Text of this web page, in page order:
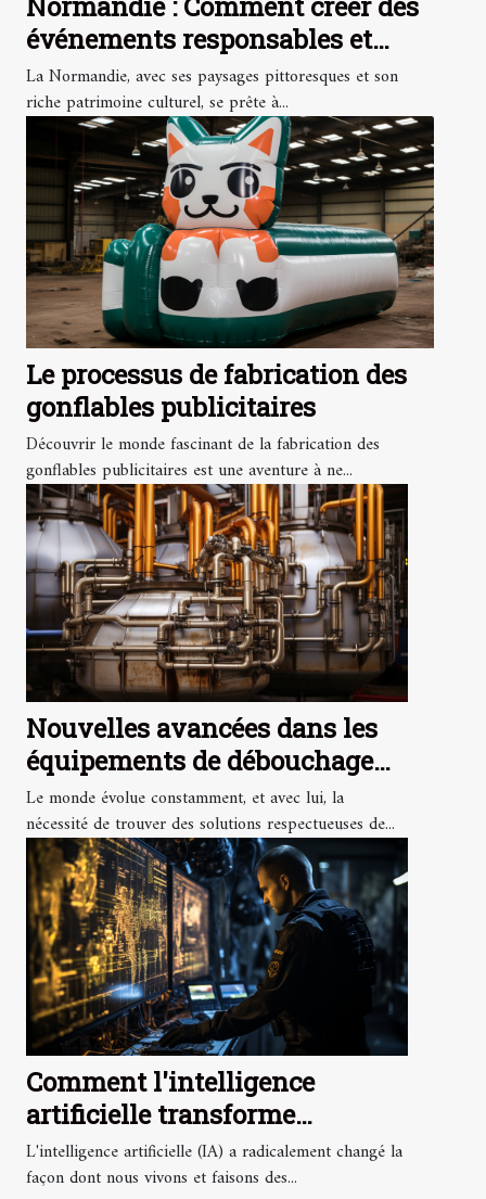
événements responsables et
durables
La Normandie, avec ses paysages pittoresques et son
riche patrimoine culturel, se prête à...
Le processus de fabrication des
gonflables publicitaires
Découvrir le monde fascinant de la fabrication des
gonflables publicitaires est une aventure à ne...
Nouvelles avancées dans les
équipements de débouchage
écologiques et efficaces
Le monde évolue constamment, et avec lui, la
nécessité de trouver des solutions respectueuses de...
Comment l'intelligence
artificielle transforme
l'industrie de la sécurité
internationale
L'intelligence artificielle (IA) a radicalement changé la
façon dont nous vivons et faisons des...